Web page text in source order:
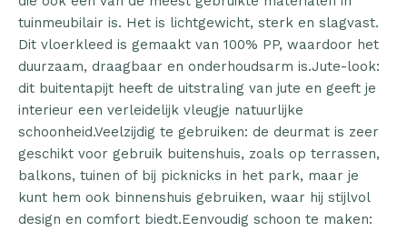
tuinmeubilair is. Het is lichtgewicht, sterk en slagvast.
Dit vloerkleed is gemaakt van 100% PP, waardoor het
duurzaam, draagbaar en onderhoudsarm is.Jute-look:
dit buitentapijt heeft de uitstraling van jute en geeft je
interieur een verleidelijk vleugje natuurlijke
schoonheid.Veelzijdig te gebruiken: de deurmat is zeer
geschikt voor gebruik buitenshuis, zoals op terrassen,
balkons, tuinen of bij picknicks in het park, maar je
kunt hem ook binnenshuis gebruiken, waar hij stijlvol
design en comfort biedt.Eenvoudig schoon te maken: